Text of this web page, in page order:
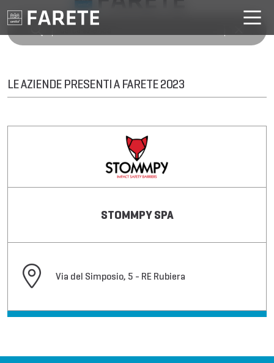
LE AZIENDE PRESENTI A FARETE 2023
STOMMPY SPA
Via del Simposio, 5 - RE Rubiera